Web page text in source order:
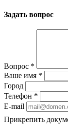
Задать вопрос
Вопрос *
Ваше имя *
Город
Телефон *
E-mail
Прикрепить